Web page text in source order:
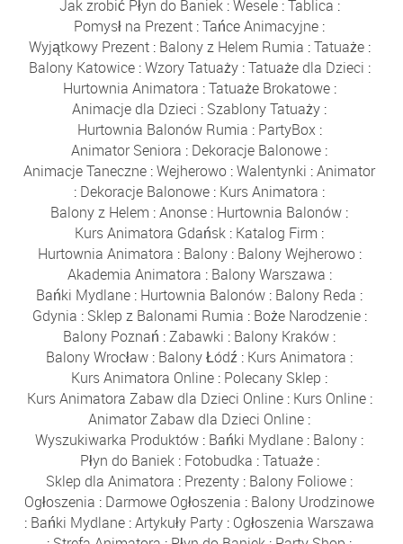
Jak zrobić Płyn do Baniek:Wesele:Tablica :
Pomysł na Prezent :Tańce Animacyjne :
Wyjątkowy Prezent: Balony z Helem Rumia :Tatuaże:
Balony Katowice:Wzory Tatuaży:Tatuaże dla Dzieci :
Hurtownia Animatora :Tatuaże Brokatowe:
Animacje dla Dzieci : Szablony Tatuaży :
Hurtownia Balonów Rumia : PartyBox:
Animator Seniora : Dekoracje Balonowe :
Animacje Taneczne :Wejherowo :Walentynki :Animator
: Dekoracje Balonowe : Kurs Animatora :
Balony z Helem :Anonse : Hurtownia Balonów :
Kurs Animatora Gdańsk : Katalog Firm :
Hurtownia Animatora : Balony: Balony Wejherowo:
Akademia Animatora : Balony Warszawa :
Bańki Mydlane : Hurtownia Balonów : Balony Reda :
Gdynia : Sklep z Balonami Rumia : Boże Narodzenie:
Balony Poznań :Zabawki : Balony Kraków :
Balony Wrocław : Balony Łódź : Kurs Animatora :
Kurs Animatora Online : Polecany Sklep :
Kurs Animatora Zabaw dla Dzieci Online: Kurs Online:
Animator Zabaw dla Dzieci Online :
Wyszukiwarka Produktów : Bańki Mydlane : Balony :
Płyn do Baniek: Fotobudka :Tatuaże:
Sklep dla Animatora : Prezenty : Balony Foliowe :
Ogłoszenia : Darmowe Ogłoszenia : Balony Urodzinowe
: Bańki Mydlane :Artykuły Party : Ogłoszenia Warszawa